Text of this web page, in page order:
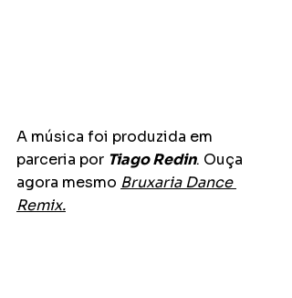
A música foi produzida em
parceria por Tiago Redin. Ouça
agora mesmo Bruxaria Dance
Remix.